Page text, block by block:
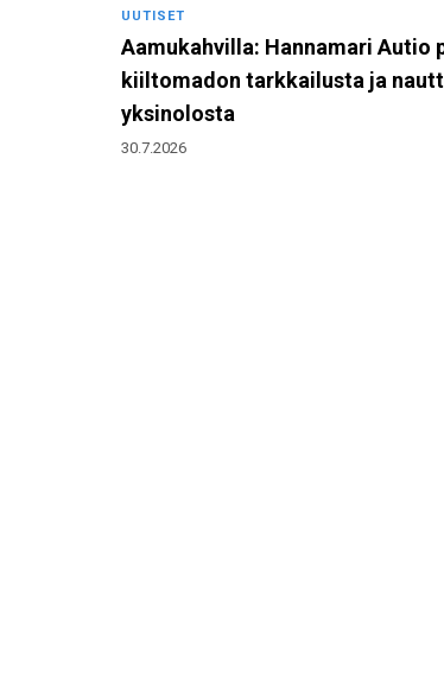
UUTISET
Aamukahvilla: Hannamari Autio
kiiltomadon tarkkailusta ja
yksinolosta
30.7.2026